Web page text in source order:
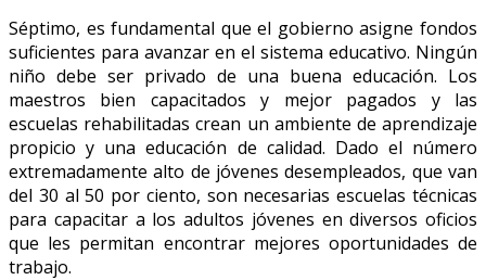
Séptimo, es fundamental que el gobierno asigne fondos
suficientes para avanzar en el sistema educativo. Ningún
niño debe ser privado de una buena educación. Los
maestros bien capacitados y mejor pagados y las
escuelas rehabilitadas crean un ambiente de aprendizaje
propicio y una educación de calidad. Dado el número
extremadamente alto de jóvenes desempleados, que van
del 30 al 50 por ciento, son necesarias escuelas técnicas
para capacitar a los adultos jóvenes en diversos oficios
que les permitan encontrar mejores oportunidades de
trabajo.